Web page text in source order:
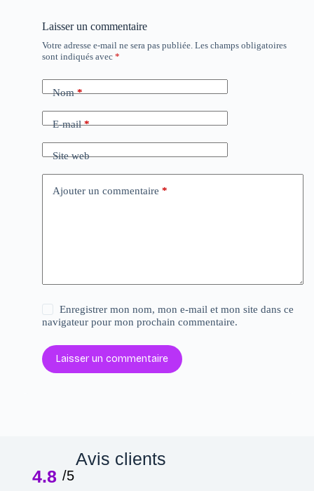
Laisser un commentaire
Votre adresse e-mail ne sera pas publiée. Les champs obligatoires
sont indiqués avec *
Nom*
E-mail*
Site web
Ajouter un commentaire *
Enregistrer mon nom, mon e-mail et mon site dans ce
navigateur pour mon prochain commentaire.
Laisser un commentaire
Avis clients
4.8 /5